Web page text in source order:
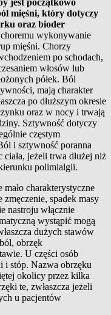
jest początkowo
mięśni, który dotyczy
oraz bioder
wykonywanie
mięśni. Chorzy
po schodach,
włosów lub
półek. Ból
mają charakter
po dłuższym okresie
oraz w nocy i trwają
Sztywność dotyczy
częstym
i sztywność poranna
jeżeli trwa dłużej niż
polimialgii.
charakterystyczne
spadek masy
nastroju włącznie
wystąpić mogą
dużych stawów
obrzęk
U części osób
i stóp. Nazwa obrzęku
okolicy przez kilka
te, zwłaszcza jeżeli
u pacjentów